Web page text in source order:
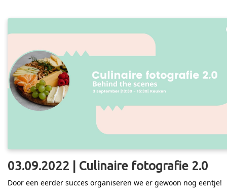
03.09.2022 | Culinaire fotografie 2.0
Door een eerder succes organiseren we er gewoon nog eentje!